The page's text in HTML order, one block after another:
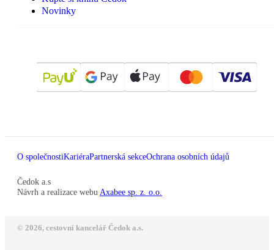
Novinky
O společnostiKariéraPartnerská sekceOchrana osobních údajů
Čedok a.s
Návrh a realizace webu Axabee sp. z. o.o.
© 2026, cestovní kancelář Čedok a.s.